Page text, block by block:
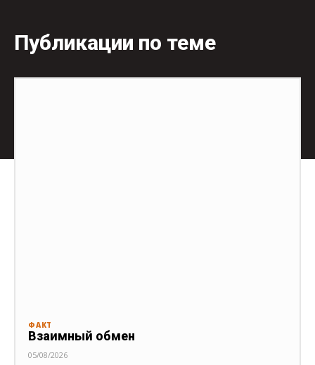
Публикации по теме
ФАКТ
Взаимный обмен
05/08/2026